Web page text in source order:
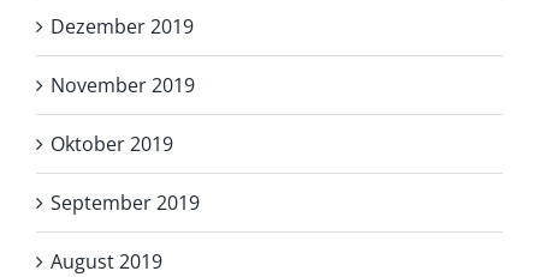
Dezember 2019
November 2019
Oktober 2019
September 2019
August 2019